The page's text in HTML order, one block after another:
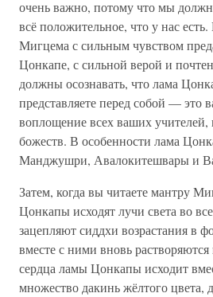
очень важно, потому что мы
всё положительное, что у нас
Мигцема с сильным чувством
Цонкапе, с сильной верой и
должны осознавать, что лама
представляете перед собой — это
воплощение всех ваших учителей,
божеств. В особенности лама
Манджушри, Авалокитешвары и
Затем, когда вы читаете мантру
Цонкапы исходят лучи света во
зацепляют сиддхи возрастания в
вместе с ними вновь
сердца ламы Цонкапы исходит
множество дакинь жёлтого цвета,